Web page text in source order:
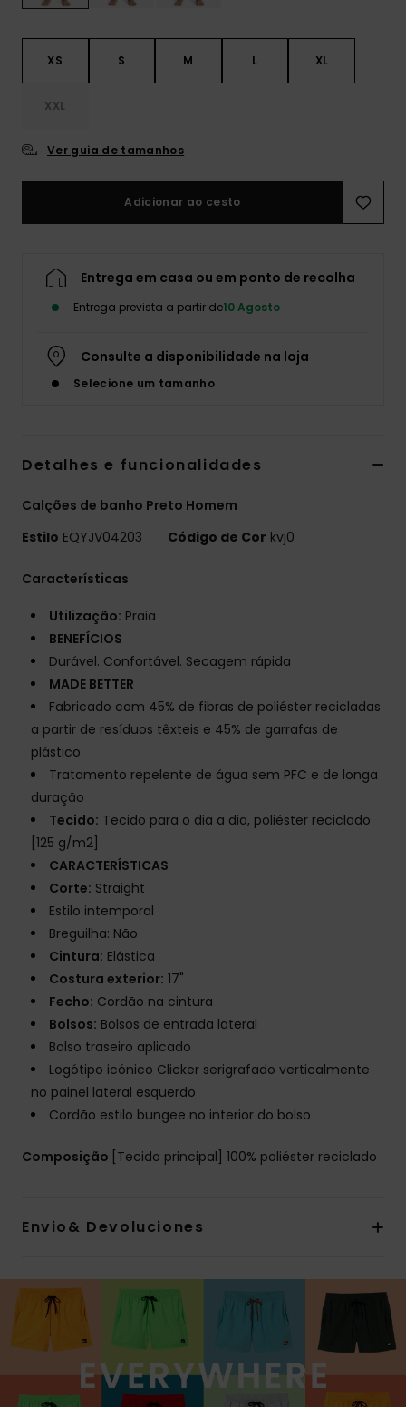
XS S M L XL
XXL
Ver guia de tamanhos
Adicionar ao cesto
Entrega em casa ou em ponto de recolha
Entrega prevista a partir de10 Agosto
Consulte a disponibilidade na loja
Selecione um tamanho
Detalhes e funcionalidades
Calções de banho Preto Homem
Estilo EQYJV04203 Código de Cor kvj0
Características
Utilização: Praia
BENEFÍCIOS
Durável. Confortável. Secagem rápida
MADE BETTER
Fabricado com 45% de fibras de poliéster recicladas
a partir de resíduos têxteis e 45% de garrafas de
plástico
Tratamento repelente de água sem PFC e de longa
duração
Tecido: Tecido para o dia a dia, poliéster reciclado
[125 g/m2]
CARACTERÍSTICAS
Corte: Straight
Estilo intemporal
Breguilha: Não
Cintura: Elástica
Costura exterior: 17"
Fecho: Cordão na cintura
Bolsos: Bolsos de entrada lateral
Bolso traseiro aplicado
Logótipo icónico Clicker serigrafado verticalmente
no painel lateral esquerdo
Cordão estilo bungee no interior do bolso
Composição [Tecido principal] 100% poliéster reciclado
Envio& Devoluciones